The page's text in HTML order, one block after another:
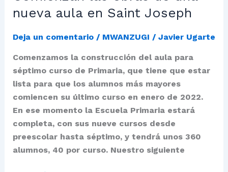
nueva aula en Saint Joseph
Deja un comentario / MWANZUGI / Javier Ugarte
Comenzamos la construcción del aula para
séptimo curso de Primaria, que tiene que estar
lista para que los alumnos más mayores
comiencen su último curso en enero de 2022.
En ese momento la Escuela Primaria estará
completa, con sus nueve cursos desde
preescolar hasta séptimo, y tendrá unos 360
alumnos, 40 por curso. Nuestro siguiente